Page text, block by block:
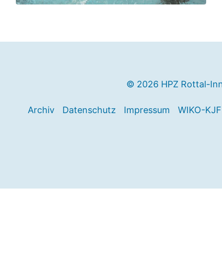
© 2026 HPZ Rottal-
Archiv Datenschutz Impressum WIKO-KJF